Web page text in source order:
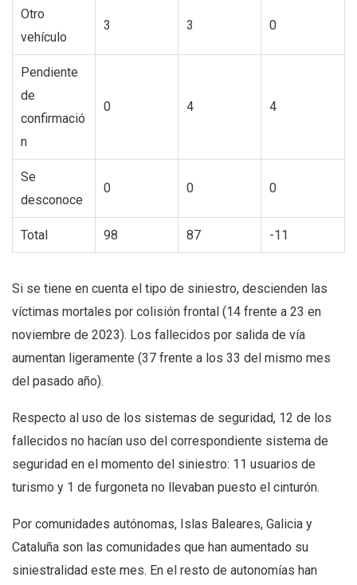
Otro
vehículo
3 3 0
Pendiente
de
confirmació
n
0 4 4
Se
desconoce
0 0 0
Total 98 87 -11
Si se tiene en cuenta el tipo de siniestro, descienden las
víctimas mortales por colisión frontal (14 frente a 23 en
noviembre de 2023). Los fallecidos por salida de vía
aumentan ligeramente (37 frente a los 33 del mismo mes
del pasado año).
Respecto al uso de los sistemas de seguridad, 12 de los
fallecidos no hacían uso del correspondiente sistema de
seguridad en el momento del siniestro: 11 usuarios de
turismo y 1 de furgoneta no llevaban puesto el cinturón.
Por comunidades autónomas, Islas Baleares, Galicia y
Cataluña son las comunidades que han aumentado su
siniestralidad este mes. En el resto de autonomías han